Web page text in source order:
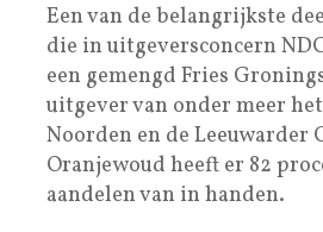
Een van de belangrijkste
die in uitgeversconcern
een gemengd Fries
uitgever van onder meer
Noorden en de Leeuwarder
Oranjewoud heeft er 82
aandelen van in handen.